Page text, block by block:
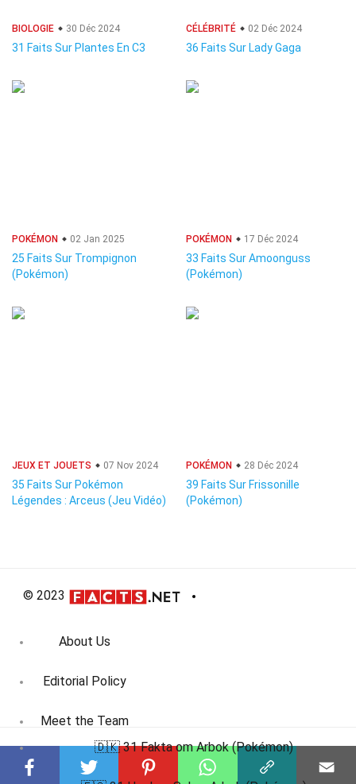
BIOLOGIE 30 Déc 2024
31 Faits Sur Plantes En C3
CÉLÉBRITÉ 02 Déc 2024
36 Faits Sur Lady Gaga
POKÉMON 02 Jan 2025
25 Faits Sur Trompignon
(Pokémon)
POKÉMON 17 Déc 2024
33 Faits Sur Amoonguss
(Pokémon)
JEUX ET JOUETS 07 Nov 2024
35 Faits Sur Pokémon
Légendes : Arceus (Jeu Vidéo)
POKÉMON 28 Déc 2024
39 Faits Sur Frissonille
(Pokémon)
© 2023
About Us
Editorial Policy
Meet the Team
Product Review
🇩🇰 31 Fakta om Arbok (Pokémon)